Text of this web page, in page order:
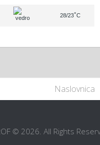
28/23°C
Naslovnica
© 2026. All Rights